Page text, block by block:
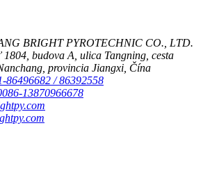
BRIGHT PYROTECHNIC CO., LTD.
1804, budova A, ulica Tangning, cesta
provincia Jiangxi, Čína
86496682 / 86392558
13870966678